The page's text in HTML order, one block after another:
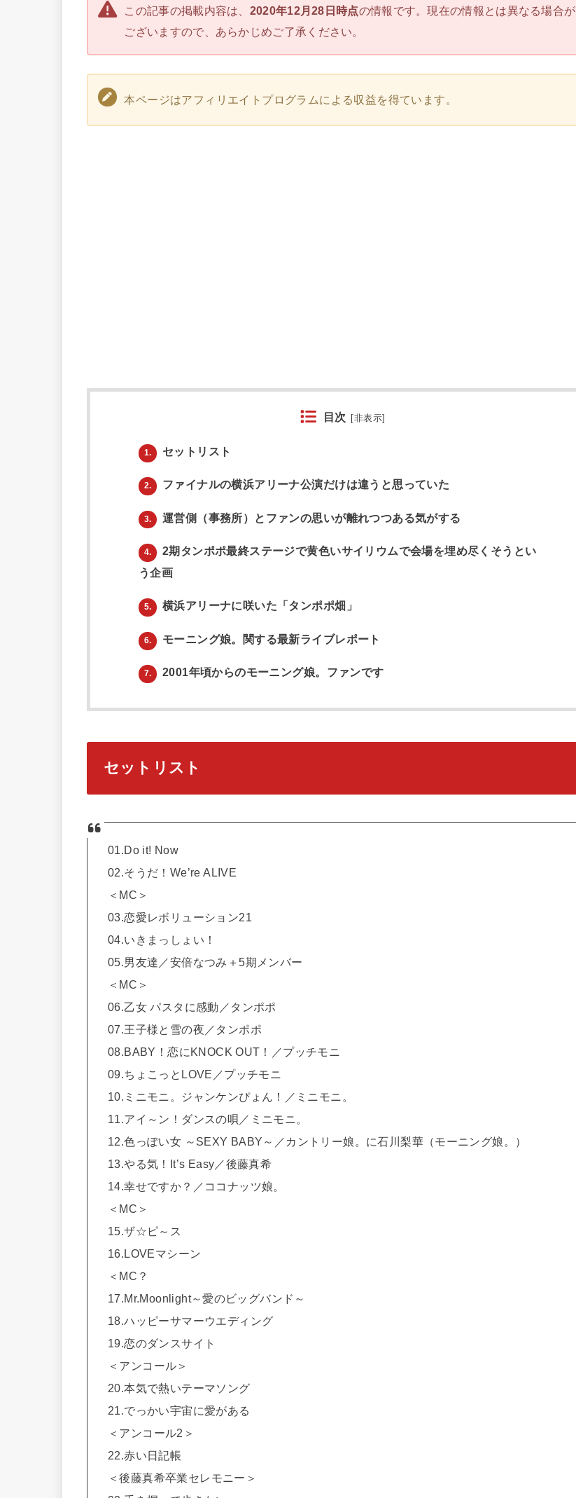
この記事の掲載内容は、 2020年12月28日時点の情報です。現在の情報とは異なる場合が
ございますので、あらかじめご了承ください。
本ページはアフィリエイトプログラムによる収益を得ています。
目次 [非表示]
1. セットリスト
2. ファイナルの横浜アリーナ公演だけは違うと思っていた
3. 運営側（事務所）とファンの思いが離れつつある気がする
4.
2期タンポポ最終ステージで黄色いサイリウムで会場を埋め尽くそうとい
う企画
5. 横浜アリーナに咲いた「タンポポ畑」
6. モーニング娘。関する最新ライブレポート
7. 2001年頃からのモーニング娘。ファンです
セットリスト
01.Do it! Now
02.そうだ！We’re ALIVE
＜MC＞
03.恋愛レボリューション21
04.いきまっしょい！
05.男友達／安倍なつみ＋5期メンバー
＜MC＞
06.乙女 パスタに感動／タンポポ
07.王子様と雪の夜／タンポポ
08.BABY！恋にKNOCK OUT！／プッチモニ
09.ちょこっとLOVE／プッチモニ
10.ミニモニ。ジャンケンぴょん！／ミニモニ。
11.アイ～ン！ダンスの唄／ミニモニ。
12.色っぽい女 ～SEXY BABY～／カントリー娘。に石川梨華（モーニング娘。）
13.やる気！It’s Easy／後藤真希
14.幸せですか？／ココナッツ娘。
＜MC＞
15.ザ☆ピ～ス
16.LOVEマシーン
＜MC？
17.Mr.Moonlight～愛のビッグバンド～
18.ハッピーサマーウエディング
19.恋のダンスサイト
＜アンコール＞
20.本気で熱いテーマソング
21.でっかい宇宙に愛がある
＜アンコール2＞
22.赤い日記帳
＜後藤真希卒業セレモニー＞